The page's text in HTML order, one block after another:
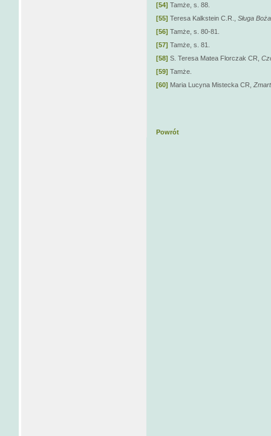
[54] Tamże, s. 88.
[55] Teresa Kalkstein C.R., Sługa
[56] Tamże, s. 80-81.
[57] Tamże, s. 81.
[58] S. Teresa Matea Florczak CR,
[59] Tamże.
[60] Maria Lucyna Mistecka CR,
Powrót